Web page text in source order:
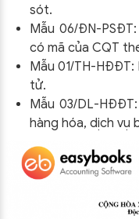
sót.
Mẫu 06/ĐN-
có mã của CQT
Mẫu 01/TH-
tử.
Mẫu 03/DL-
hàng hóa, dịch vụ